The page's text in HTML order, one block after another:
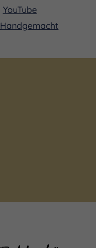
YouTube
Handgemacht